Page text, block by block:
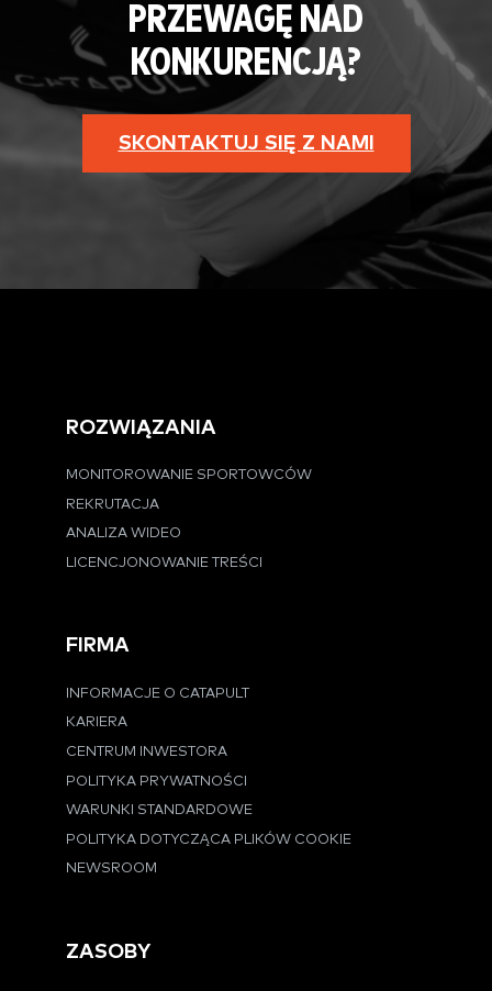
PRZEWAGĘ NAD
KONKURENCJĄ?
SKONTAKTUJ SIĘ Z NAMI
ROZWIĄZANIA
MONITOROWANIE SPORTOWCÓW
REKRUTACJA
ANALIZA WIDEO
LICENCJONOWANIE TREŚCI
FIRMA
INFORMACJE O CATAPULT
KARIERA
CENTRUM INWESTORA
POLITYKA PRYWATNOŚCI
WARUNKI STANDARDOWE
POLITYKA DOTYCZĄCA PLIKÓW COOKIE
NEWSROOM
ZASOBY